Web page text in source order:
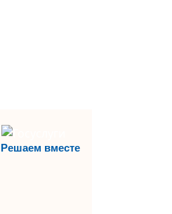
Решаем вместе